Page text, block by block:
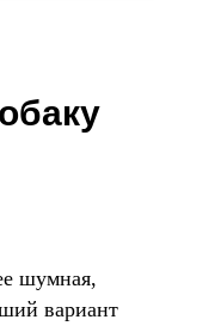
шумная,
вариант